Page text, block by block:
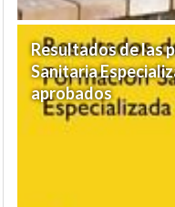
Resultados de las
Sanitaria
aprobados